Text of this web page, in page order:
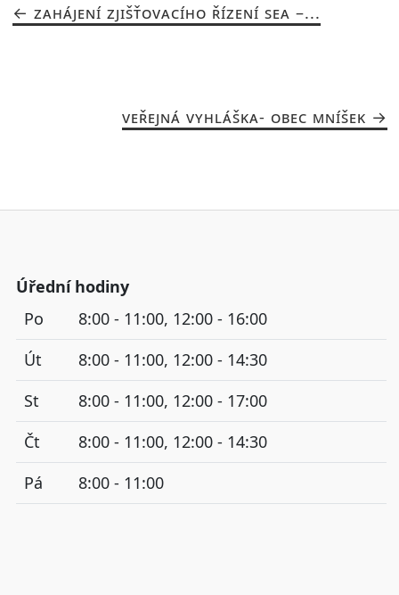
ZAHÁJENÍ ZJIŠŤOVACÍHO ŘÍZENÍ SEA –...
VEŘEJNÁ VYHLÁŠKA- OBEC MNÍŠEK
Úřední hodiny
Po
8:00 - 11:00, 12:00 - 16:00
Út
8:00 - 11:00, 12:00 - 14:30
St
8:00 - 11:00, 12:00 - 17:00
Čt
8:00 - 11:00, 12:00 - 14:30
Pá
8:00 - 11:00